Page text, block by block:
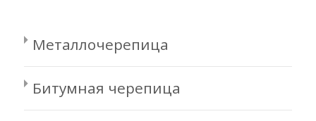
Металлочерепица
Битумная черепица